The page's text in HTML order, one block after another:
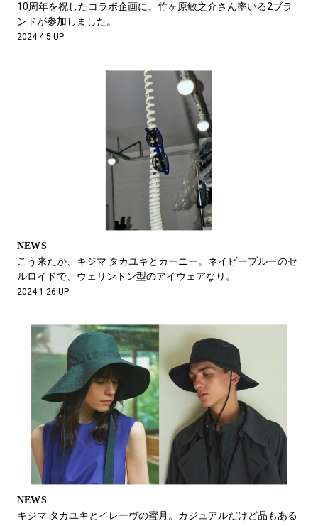
10周年を祝したコラボ企画に、竹ヶ原敏之介さん率いる2ブラ
ンドが参加しました。
2024.4.5 UP
NEWS
こう来たか、キジマ タカユキとカーニー。ネイビーブルーのセ
ルロイドで、ウェリントン型のアイウェアなり。
2024.1.26 UP
NEWS
キジマ タカユキとイレーヴの蜜月。カジュアルだけど品もある